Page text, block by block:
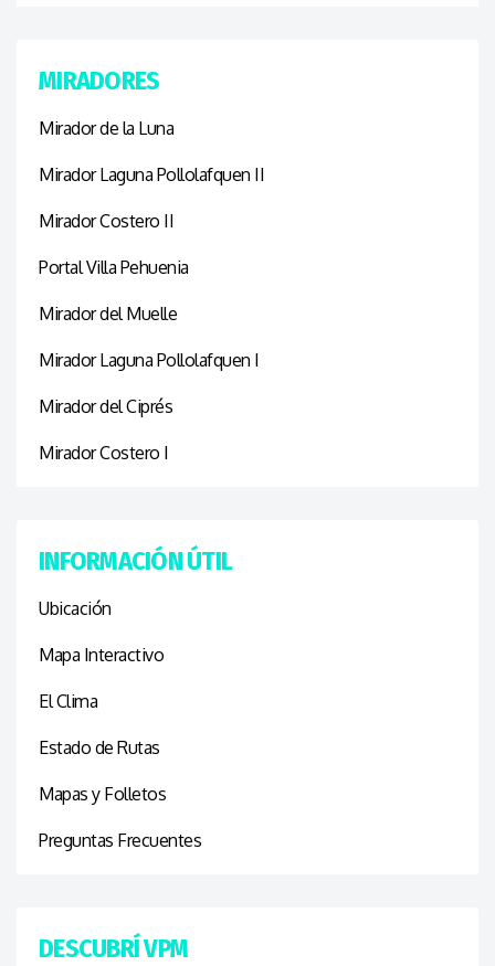
MIRADORES
Mirador de la Luna
Mirador Laguna Pollolafquen II
Mirador Costero II
Portal Villa Pehuenia
Mirador del Muelle
Mirador Laguna Pollolafquen I
Mirador del Ciprés
Mirador Costero I
INFORMACIÓN ÚTIL
Ubicación
Mapa Interactivo
El Clima
Estado de Rutas
Mapas y Folletos
Preguntas Frecuentes
DESCUBRÍ VPM